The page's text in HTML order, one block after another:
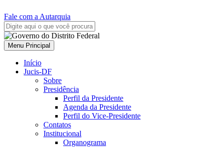
Fale com a Autarquia
Menu Principal
Início
Jucis-DF
Sobre
Presidência
Perfil da Presidente
Agenda da Presidente
Perfil do Vice-Presidente
Contatos
Institucional
Organograma